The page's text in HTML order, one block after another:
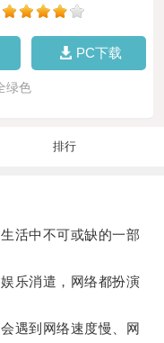
PC下载
绿色
排行
活中不可或缺的一部
乐消遣，网络都扮演
遇到网络速度慢、网